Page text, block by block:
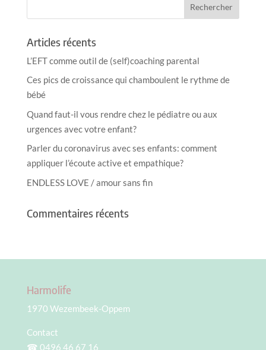
Articles récents
L’EFT comme outil de (self)coaching parental
Ces pics de croissance qui chamboulent le rythme de
bébé
Quand faut-il vous rendre chez le pédiatre ou aux
urgences avec votre enfant?
Parler du coronavirus avec ses enfants: comment
appliquer l’écoute active et empathique?
ENDLESS LOVE / amour sans fin
Commentaires récents
Harmolife
1970 Wezembeek-Oppem
Contact
☎ 0496 46 67 16